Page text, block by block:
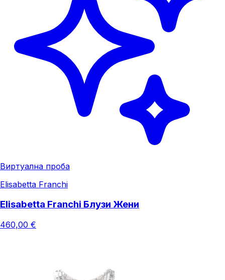
Виртуална проба
Elisabetta Franchi
Elisabetta Franchi Блузи Жени
460,00 €